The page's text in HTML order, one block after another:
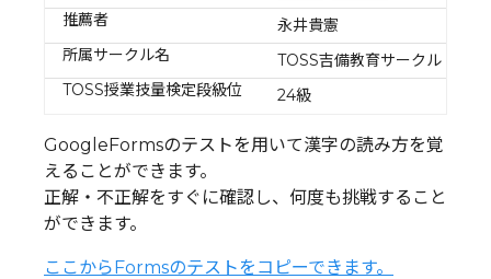
推薦者
永井貴憲
所属サークル名
TOSS吉備教育サークル
TOSS授業技量検定段級位
24級
GoogleFormsのテストを用いて漢字の読み方を覚
えることができます。
正解・不正解をすぐに確認し、何度も挑戦すること
ができます。
ここからFormsのテストをコピーできます。